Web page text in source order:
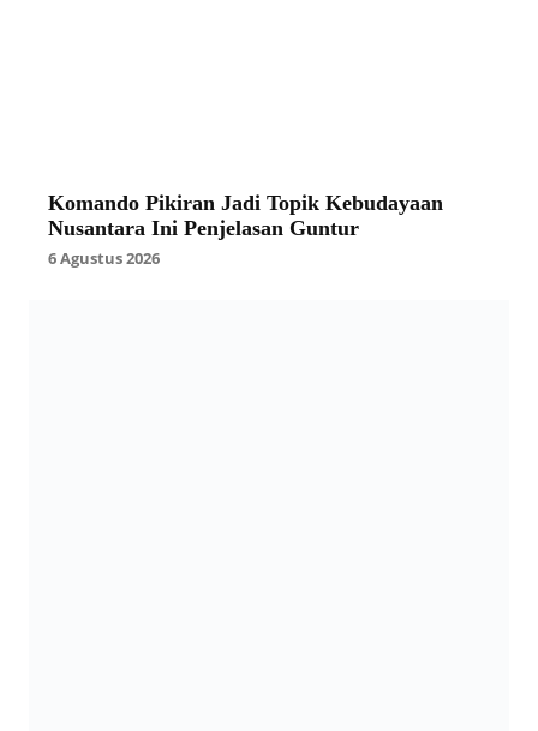
Komando Pikiran Jadi Topik Kebudayaan
Nusantara Ini Penjelasan Guntur
6 Agustus 2026